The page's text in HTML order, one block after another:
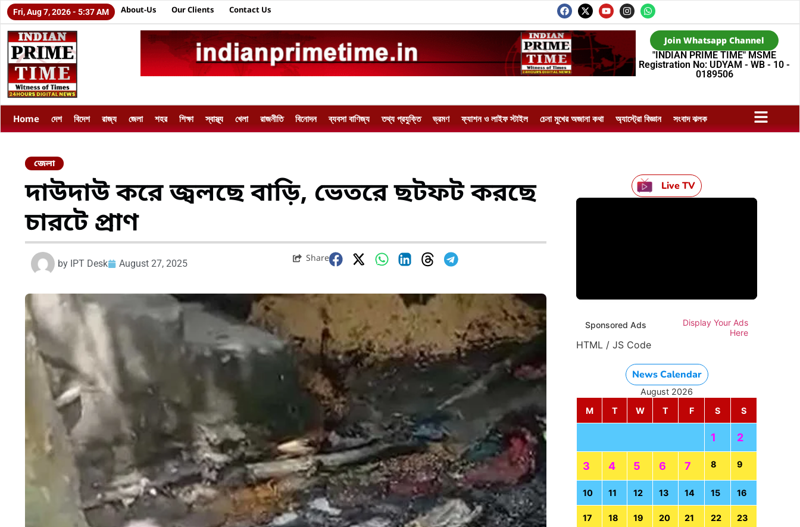
Fri, Aug 7, 2026 - 5:37 AM About-Us Our Clients Contact Us
Join Whatsapp Channel
"INDIAN PRIME TIME" MSME
Registration No: UDYAM - WB - 10 -
0189506
Home দেশ বিদেশ রাজ্য জেলা শহর শিক্ষা স্বাস্থ্য খেলা রাজনীতি বিনোদন ব্যবসা বাণিজ্য তথ্য প্রযুক্তি ভ্রমণ ফ্যাশন ও লাইফ স্টাইল চেনা মুখের অজানা কথা অ্যাস্ট্রো বিজ্ঞান সংবাদ ঝলক
জেলা
দাউদাউ করে জ্বলছে বাড়ি, ভেতরে ছটফট করছে
চারটে প্রাণ
by IPT Desk August 27, 2025
Share
Live TV
Sponsored Ads
Display Your Ads
Here
HTML / JS Code HTML / JS Code
News Calendar
August 2026
M
T W T F S S
1 2
3 4 5 6 7 8 9
10 11 12 13 14 15 16
17 18 19 20 21 22 23